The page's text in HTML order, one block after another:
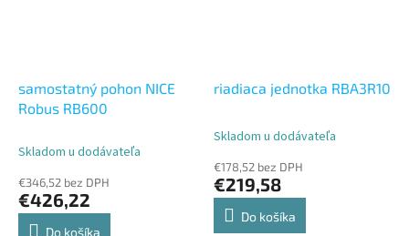
samostatný pohon NICE
Robus RB600
Skladom u dodávateľa
€346,52 bez DPH
€426,22
Do košíka
riadiaca jednotka RBA3R10
Priemerné
produktu
je
5,0
Skladom u dodávateľa
€178,52 bez DPH
€219,58
Do košíka